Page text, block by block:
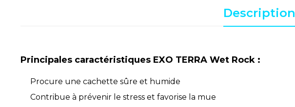
Description
Principales caractéristiques EXO TERRA Wet Rock :
Procure une cachette sûre et humide
Contribue à prévenir le stress et favorise la mue